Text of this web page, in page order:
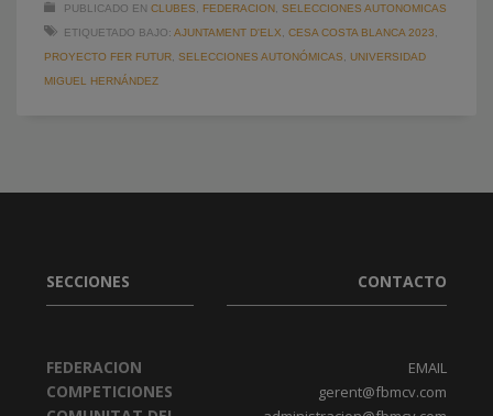
PUBLICADO EN CLUBES FEDERACION SELECCIONES AUTONOMICAS
ETIQUETADO BAJO: AJUNTAMENT D'ELX CESA COSTA BLANCA 2023
PROYECTO FER FUTUR SELECCIONES AUTONÓMICAS
UNIVERSIDAD
MIGUEL HERNÁNDEZ
SECCIONES
FEDERACION
COMPETICIONES
CONTACTO
EMAIL
gerent@fbmcv.com